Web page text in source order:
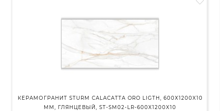
КЕРАМОГРАНИТ STURM CALACATTA ORO LIGTH, 600Х1200X10
ММ, ГЛЯНЦЕВЫЙ, ST-SM02-LR-600X1200X10